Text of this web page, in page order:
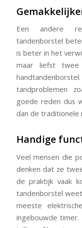
Een andere
tandenborstel
is beter in het
maar liefst
tandproblemen
goede reden dus
dan de traditionele
Handige
Veel mensen die
denken dat ze
de praktijk vaak
tandenborstel
meeste
ingebouwde